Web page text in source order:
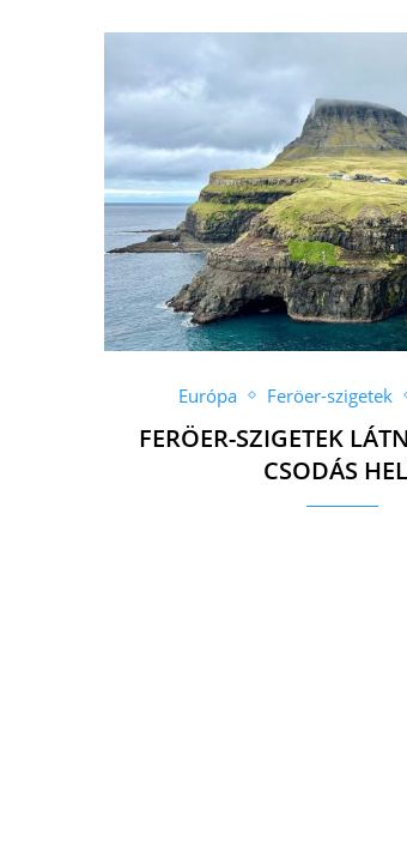
Európa Feröer-szigetek
FERÖER-SZIGETEK
CSODÁS